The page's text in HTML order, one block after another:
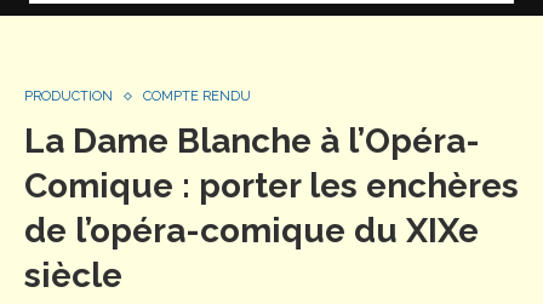
PRODUCTION COMPTE RENDU
La Dame Blanche à l’Opéra-
Comique : porter les enchères
de l’opéra-comique du XIXe
siècle